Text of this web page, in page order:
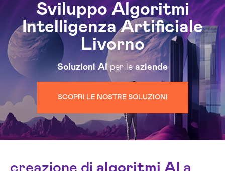
Sviluppo Algoritmi
Intelligenza Artificiale
Livorno
Soluzioni AI per le aziende
SCOPRI LE NOSTRE SOLUZIONI
creazione di algoritmi AI a